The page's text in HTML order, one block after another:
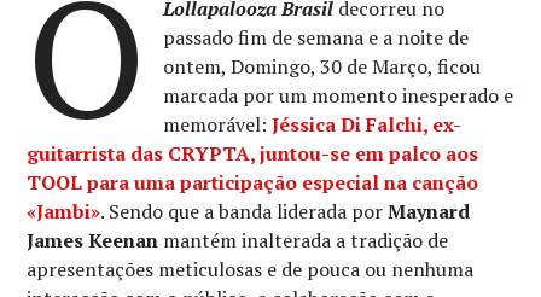
O Lollapalooza Brasildecorreu no
passado fim de semana e a noite de
ontem, Domingo, 30 de Março, ficou
marcada por um momento inesperado e
memorável: Jéssica Di Falchi, ex-
guitarrista das CRYPTA, juntou-se em palco aos
TOOLpara uma participação especial na canção
«Jambi». Sendo que a banda liderada porMaynard
James Keenan mantém inalterada a tradição de
apresentações meticulosas e de pouca ou nenhuma